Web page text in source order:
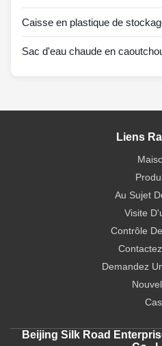
Caisse en plastique de
Sac d'eau chaude en
Liens
Au Sujet
Visite
Contrôle
Demandez
Cas
Beijing Silk Road